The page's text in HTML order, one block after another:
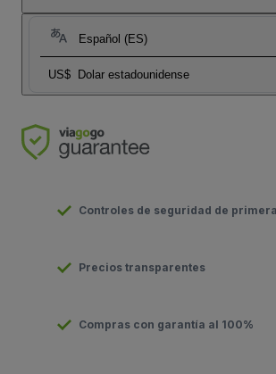
Español (ES)
US$ Dolar estadounidense
Controles de seguridad de
Precios transparentes
Compras con garantía al 100%